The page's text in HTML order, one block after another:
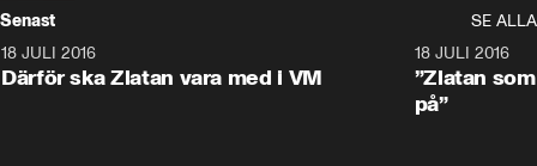
Senast
SE ALLA
18 JULI 2016
Därför ska Zlatan vara med i VM
18 JULI 2016
”Zlatan
på”